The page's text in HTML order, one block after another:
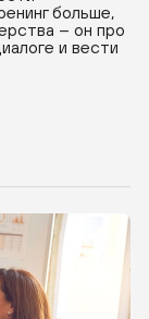
больше,
– он про
и вести